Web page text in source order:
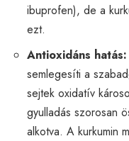
ibuprofen), de a
ezt.
Antioxidáns hatás:
semlegesíti a
sejtek oxidatív
gyulladás szorosan
alkotva. A kurkumin